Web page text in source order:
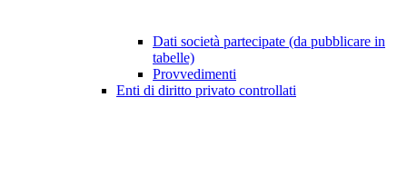
Dati società partecipate (da pubblicare in
tabelle)
Provvedimenti
Enti di diritto privato controllati